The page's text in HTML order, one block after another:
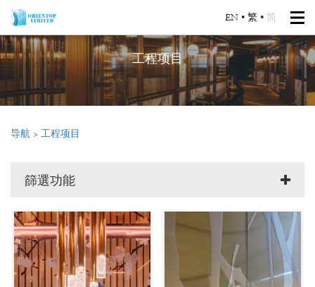
EN • 繁 • 简
工程项目
导航 > 工程项目
篩選功能